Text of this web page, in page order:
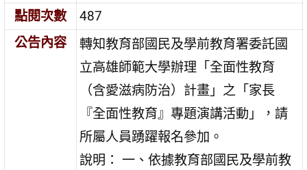
點閱次數
487
公告內容
轉知教育部國民及學前教育署委託國
立高雄師範大學辦理「全面性教育
（含愛滋病防治）計畫」之「家長
『全面性教育』專題演講活動」，請
所屬人員踴躍報名參加。
說明： 一、依據教育部國民及學前教